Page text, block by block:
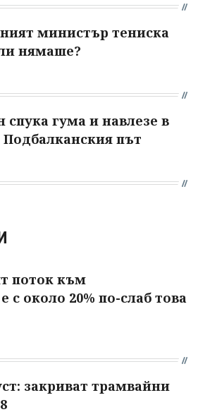
министър тениска
нямаше?
гума и навлезе в
път
поток към
с около 20% по-слаб това
закриват трамвайни